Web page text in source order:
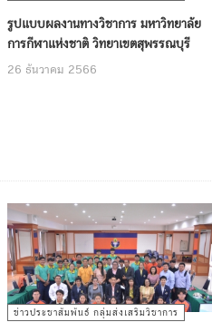
รูปแบบผลงานทางวิชาการ มหาวิทยาลัย
การกีฬาแห่งชาติ วิทยาเขตสุพรรณบุรี
26 ธันวาคม 2566
ข่าวประชาสัมพันธ์ กลุ่มส่งเสริมวิชาการ